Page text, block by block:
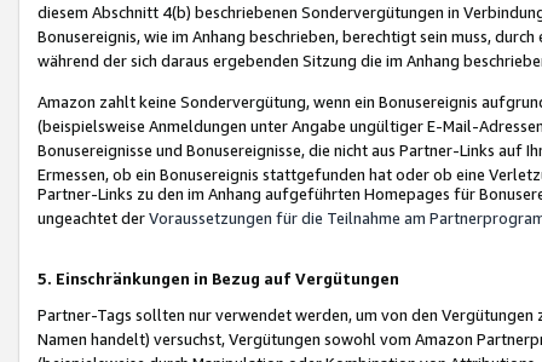
diesem Abschnitt 4(b) beschriebenen Sondervergütungen in
Bonusereignis, wie im Anhang beschrieben, berechtigt sein muss,
während der sich daraus ergebenden Sitzung die im Anhang
Amazon zahlt keine Sondervergütung, wenn ein Bonusereignis
(beispielsweise Anmeldungen unter Angabe ungültiger E-Mail-
Bonusereignisse und Bonusereignisse, die nicht aus Partner-Links auf
Ermessen, ob ein Bonusereignis stattgefunden hat oder ob eine
Partner-Links zu den im Anhang aufgeführten Homepages für
ungeachtet derVoraussetzungen für die Teilnahme am
5. Einschränkungen in Bezug auf Vergütungen
Partner-Tags sollten nur verwendet werden, um von den
Namen handelt) versuchst, Vergütungen sowohl vom Amazon